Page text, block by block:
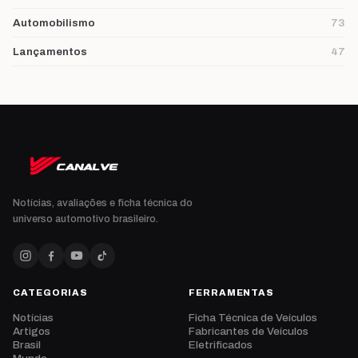
Automobilismo 73
Lançamentos 47
Notícias, avaliações e ficha técnica do
universo automotivo brasileiro.
CATEGORIAS
Notícias
Artigos
Brasil
FERRAMENTAS
Ficha Técnica de Veículos
Fabricantes de Veículos
Eletrificados